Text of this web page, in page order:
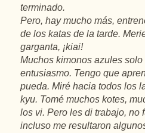
terminado.
Pero, hay mucho más,
de los katas de la tarde.
garganta, ¡kiai!
Muchos kimonos azules
entusiasmo. Tengo que
pueda. Miré hacia todos los
kyu. Tomé muchos kotes,
los vi. Pero les di trabajo, no
incluso me resultaron